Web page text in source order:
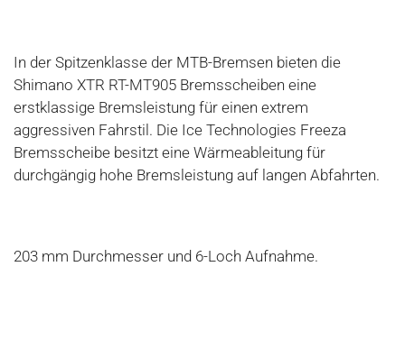
In der Spitzenklasse der MTB-Bremsen bieten die
Shimano XTR RT-MT905 Bremsscheiben eine
erstklassige Bremsleistung für einen extrem
aggressiven Fahrstil. Die Ice Technologies Freeza
Bremsscheibe besitzt eine Wärmeableitung für
durchgängig hohe Bremsleistung auf langen Abfahrten.
203 mm Durchmesser und 6-Loch Aufnahme.